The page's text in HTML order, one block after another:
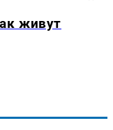
живут